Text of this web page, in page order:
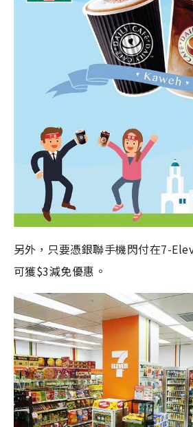
另外，只要憑銀聯手機閃付在7-
可獲$3減免優惠。